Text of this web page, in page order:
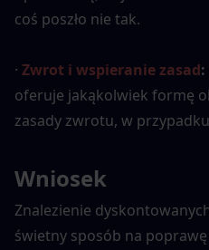
coś poszło nie tak.
· Zwrot i wspieranie zasad:
oferuje jakąkolwiek formę
zasady zwrotu, w
Wniosek
Znalezienie
świetny sposób na